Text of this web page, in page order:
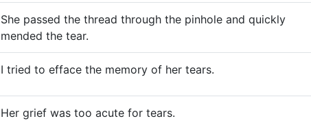
She passed the thread through the pinhole and quickly
mended the tear.
I tried to efface the memory of her tears.
Her grief was too acute for tears.